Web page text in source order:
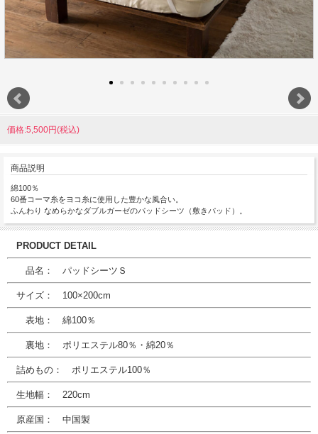
価格:5,500円(税込)
商品説明
綿100％
60番コーマ糸をヨコ糸に使用した豊かな風合い。
ふんわり なめらかなダブルガーゼのパッドシーツ（敷きパッド）。
PRODUCT DETAIL
品名： パッドシーツＳ
サイズ： 100×200cm
表地： 綿100％
裏地： ポリエステル80％・綿20％
詰めもの： ポリエステル100％
生地幅： 220cm
原産国： 中国製